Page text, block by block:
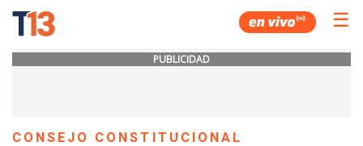
☰
PUBLICIDAD
CONSEJO CONSTITUCIONAL